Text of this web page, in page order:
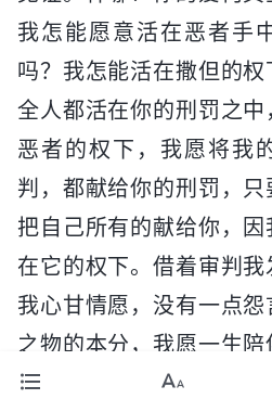
我怎能愿意活在恶者手
吗？我怎能活在撒但的
全人都活在你的刑罚之
恶者的权下，我愿将我
判，都献给你的刑罚，
把自己所有的献给你，
在它的权下。借着审判我
我心甘情愿，没有一点
之物的本分，我愿一生
识你的公义性情，脱离恶